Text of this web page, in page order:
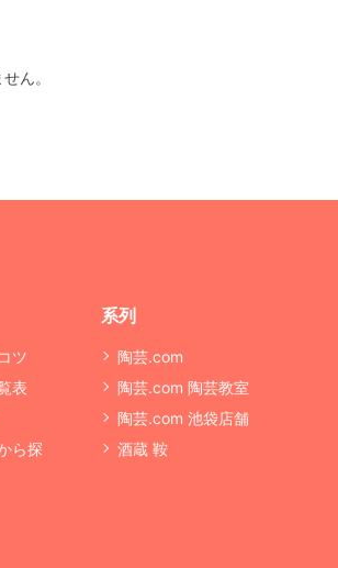
ん。
ツ
表
ら探
系列
陶芸.com
陶芸.com 陶芸教室
陶芸.com 池袋店舗
酒蔵 鞍